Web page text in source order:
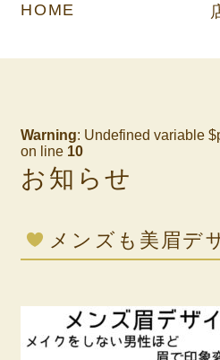
HOME
Warning: Undefined variable
on line 10
お知らせ
メンズも美眉デ